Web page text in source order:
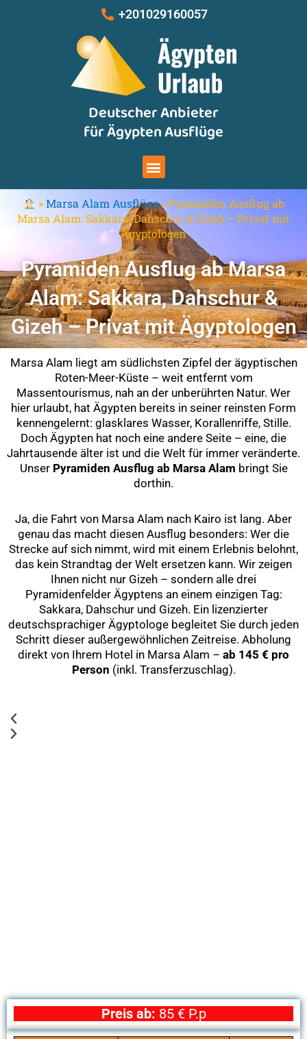
+201029160057
Deutscher Anbieter
für Ägypten Ausflüge
Menu
»Marsa Alam Ausflüge»Pyramiden Ausflug ab
Marsa Alam: Sakkara, Dahschur & Gizeh – Privat mit
Ägyptologen
Pyramiden Ausflug ab Marsa
Alam: Sakkara, Dahschur &
Gizeh – Privat mit Ägyptologen
Marsa Alam liegt am südlichsten Zipfel der ägyptischen
Roten-Meer-Küste – weit entfernt vom
Massentourismus, nah an der unberührten Natur. Wer
hier urlaubt, hat Ägypten bereits in seiner reinsten Form
kennengelernt: glasklares Wasser, Korallenriffe, Stille.
Doch Ägypten hat noch eine andere Seite – eine, die
Jahrtausende älter ist und die Welt für immer veränderte.
Unser Pyramiden Ausflug ab Marsa Alam bringt Sie
dorthin.
Ja, die Fahrt von Marsa Alam nach Kairo ist lang. Aber
genau das macht diesen Ausflug besonders: Wer die
Strecke auf sich nimmt, wird mit einem Erlebnis belohnt,
das kein Strandtag der Welt ersetzen kann. Wir zeigen
Ihnen nicht nur Gizeh – sondern alle drei
Pyramidenfelder Ägyptens an einem einzigen Tag:
Sakkara, Dahschur und Gizeh. Ein lizenzierter
deutschsprachiger Ägyptologe begleitet Sie durch jeden
Schritt dieser außergewöhnlichen Zeitreise. Abholung
direkt von Ihrem Hotel in Marsa Alam – ab 145 € pro
Person (inkl. Transferzuschlag).
Preis ab: 85 € P.p